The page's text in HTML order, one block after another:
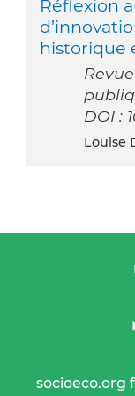
Réflexion
historique
DOI :
socioeco.org